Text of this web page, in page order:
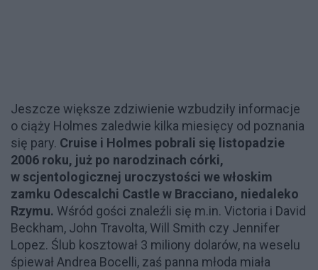
Jeszcze większe zdziwienie wzbudziły informacje
o ciąży Holmes zaledwie kilka miesięcy od poznania
się pary. Cruise i Holmes pobrali się listopadzie
2006 roku, już po narodzinach córki,
w scjentologicznej uroczystości we włoskim
zamku Odescalchi Castle w Bracciano, niedaleko
Rzymu. Wśród gości znaleźli się m.in. Victoria i David
Beckham, John Travolta, Will Smith czy Jennifer
Lopez. Ślub kosztował 3 miliony dolarów, na weselu
śpiewał Andrea Bocelli, zaś panna młoda miała